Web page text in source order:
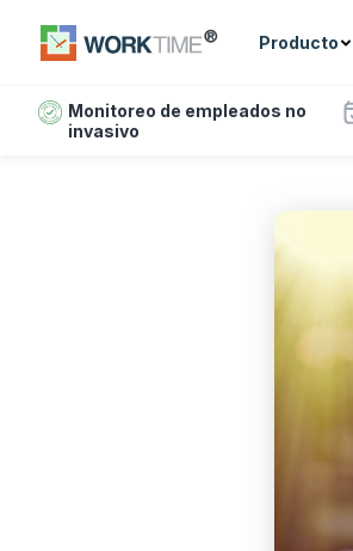
Producto
Monitoreo de empleados no
invasivo